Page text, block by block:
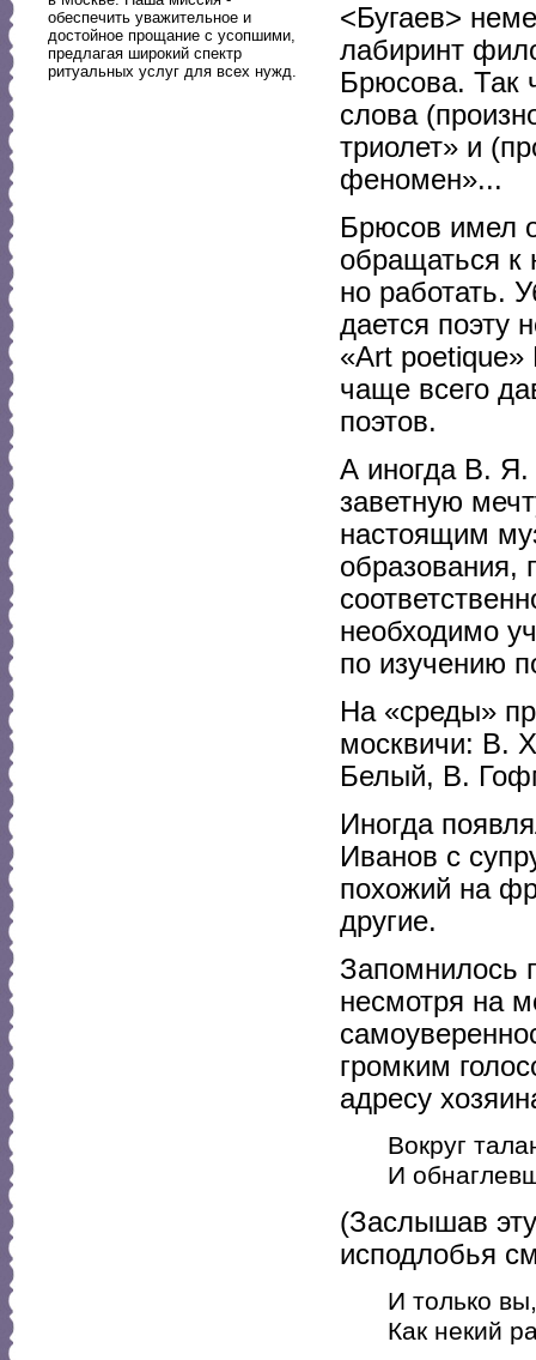
обеспечить уважительное и
достойное прощание с усопшими,
предлагая широкий спектр
ритуальных услуг для всех нужд.
<Бугаев>
лабиринт
Брюсова. Так
слова
триолет» и
феномен»...
Брюсов имел
обращаться к
но работать.
дается поэту
«Art
чаще всего
поэтов.
А иногда В.
заветную
настоящим
образования,
необходимо
по изучению
На «среды»
москвичи: В.
Белый, В.
Иногда
Иванов с
похожий на
другие.
Запомнилось
несмотря на
громким
адресу
Вокруг
И
(Заслышав
исподлобья
И только
Как некий